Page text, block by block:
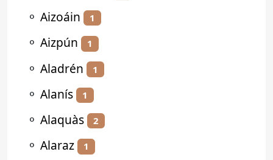
⚬ Aizoáin 1
⚬ Aizpún 1
⚬ Aladrén 1
⚬ Alanís 1
⚬ Alaquàs 2
⚬ Alaraz 1